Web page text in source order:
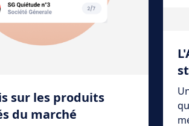
sur les produits
du marché